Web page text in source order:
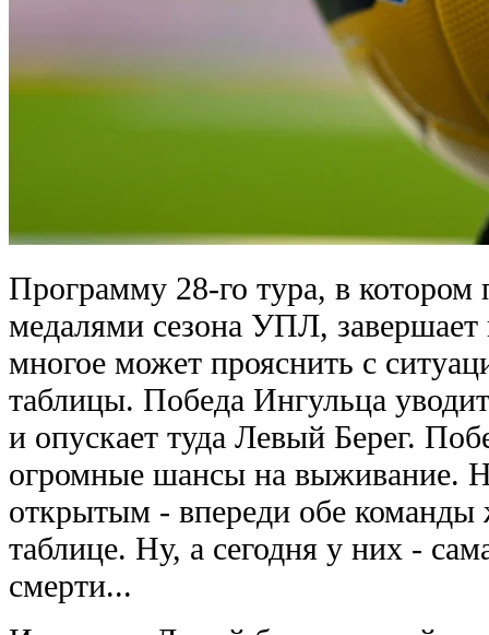
Программу 28-го тура, в котором
медалями сезона УПЛ,
многое может прояснить с
таблицы. Победа Ингульца
и опускает туда Левый Берег.
огромные шансы на выживание.
открытым - впереди обе команды
таблице. Ну, а сегодня у них -
смерти...